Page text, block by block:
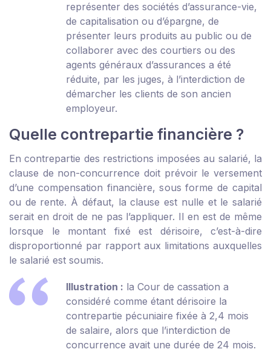
représenter des sociétés d’assurance-vie,
de capitalisation ou d’épargne, de
présenter leurs produits au public ou de
collaborer avec des courtiers ou des
agents généraux d’assurances a été
réduite, par les juges, à l’interdiction de
démarcher les clients de son ancien
employeur.
Quelle contrepartie financière ?
En contrepartie des restrictions imposées au salarié, la
clause de non-concurrence doit prévoir le versement
d’une compensation financière, sous forme de capital
ou de rente. À défaut, la clause est nulle et le salarié
serait en droit de ne pas l’appliquer. Il en est de même
lorsque le montant fixé est dérisoire, c’est-à-dire
disproportionné par rapport aux limitations auxquelles
le salarié est soumis.
Illustration : la Cour de cassation a
considéré comme étant dérisoire la
contrepartie pécuniaire fixée à 2,4 mois
de salaire, alors que l’interdiction de
concurrence avait une durée de 24 mois.